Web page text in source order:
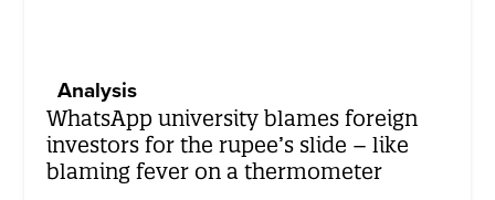
Analysis
WhatsApp university blames foreign
investors for the rupee’s slide – like
blaming fever on a thermometer